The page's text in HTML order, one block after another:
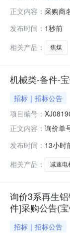
正文内容： 采购商
发布时间： 1秒前
相关产品：
焦煤
机械类-备件-
招标｜招标公告
项目编号：
正文内容： 询价单
比
发布时间： 13小时
相关产品：
减速电
询价3系再生
件]采购公告(
招标｜招标公告